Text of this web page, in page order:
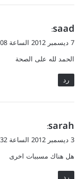
ي
ق
ل
saad
:
7 ديسمبر 2012 الساعة 12:08 م
الحمد لله على الصحة
رد
ي
ق
ل
sarah
:
3 ديسمبر 2012 الساعة 6:32 م
هل هناك مسببات اخرى